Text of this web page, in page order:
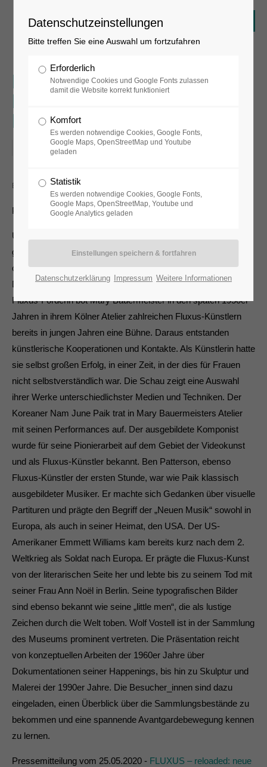
FLUXUS - reloaded: neue
Perspektiven in der
Dauerausstellung
26.06.2020–01.01.2021
Blick in die Ausstellung © museum FLUXUS+
Präsentation der Neuhängung
Um neue Perspektiven auf die Fluxus-Bewegung zu
gewinnen, zeigt das museum FLUXUS+ nach der
coronabedingten Schließung eine Umhängung seiner Werke.
Der Fokus liegt dabei auf einzelnen Künstler_innen: Als
Fluxus-Förderin bot Mary Bauermeister in den späten 1950er
Jahren in ihrem Kölner Atelier zahlreichen Fluxus-Künstlern
bereits in jungen Jahren eine Bühne. Daraus entstanden
künstlerische Kooperationen und Kontakte. Als Künstlerin hatte
sie selbst großen Erfolg, in einer Zeit, in der dies für Frauen
nicht selbstverständlich war. Die Schau zeigt eine Auswahl
ihrer Werke unterschiedlichster Medien und Techniken. Der
Koreaner Nam June Paik trat in Mary Bauermeisters Atelier
mit seinen Performances auf. Der ausgebildete Komponist
wurde für seine Pionierarbeit auf dem Gebiet der Videokunst
und als Fluxus-Künstler bekannt. Ben Patterson, ebenso
Fluxus-Künstler der ersten Stunde, war wie Paik klassisch
ausgebildeter Musiker. Er machte sich Gedanken über visuelle
Partituren und prägte den Begriff der „Neuen Musik“ sowohl in
Europa, als auch in seiner Heimat, den USA. Der US-
Amerikaner Emmett Williams kam bereits kurz nach dem 2.
Weltkrieg als Soldat nach Europa. Er prägte die Fluxus-Kunst
von der literarischen Seite her und lebte bis zu seinem Tod mit
seiner Frau Ann Noël in Berlin. Seine typografischen Bilder
sind ebenso bekannt wie seine „little men“, die als lustige
Zeichen durch die Welt toben. Wolf Vostell ist in der Sammlung
des Museums prominent vertreten. Die Präsentation reicht
von konzeptuellen Arbeiten der 1960er Jahre über
Dokumentationen seiner Happenings, bis hin zu Skulptur und
Malerei der 1990er Jahre. Die Besucher_innen sind dazu
eingeladen, einen Überblick über die Sammlungsbestände zu
bekommen und eine spannende Avantgardebewegung kennen
zu lernen.
Pressemitteilung vom 25.05.2020 - FLUXUS – reloaded: neue
Datenschutzeinstellungen
Bitte treffen Sie eine Auswahl um fortzufahren
Erforderlich
Notwendige Cookies und Google Fonts zulassen
damit die Website korrekt funktioniert
Komfort
Es werden notwendige Cookies, Google Fonts,
Google Maps, OpenStreetMap und Youtube
geladen
Statistik
Es werden notwendige Cookies, Google Fonts,
Google Maps, OpenStreetMap, Youtube und
Google Analytics geladen
Datenschutzerklärung Impressum Weitere Informationen